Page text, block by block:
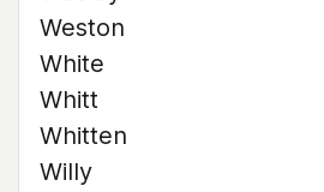
Weston
White
Whitt
Whitten
Willy